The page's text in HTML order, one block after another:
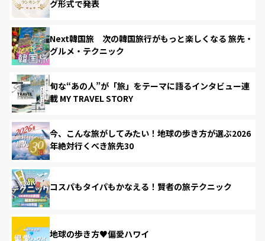
グ形式で発表
Next韓国旅 次の韓国旅行がもっと楽しくなる 旅先・
グルメ・テクニック
旬な“あの人”が「旅」をテーマに語るインタビュー連
載 MY TRAVEL STORY
今、こんな旅がしてみたい！地球の歩き方が選ぶ2026
年絶対行くべき旅先30
コスパもタイパもかなえる！賢者の旅テクニック
地球の歩き方♥偏愛ハワイ